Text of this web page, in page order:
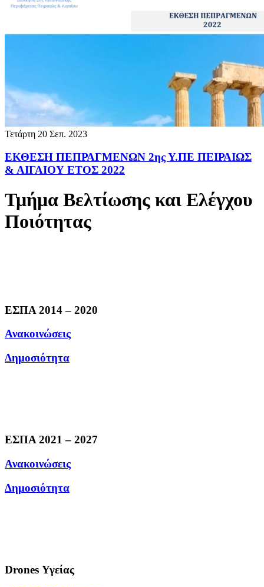
Τετάρτη 20 Σεπ. 2023
ΕΚΘΕΣΗ ΠΕΠΡΑΓΜΕΝΩΝ 2ης Υ.ΠΕ ΠΕΙΡΑΙΩΣ
& ΑΙΓΑΙΟΥ ΕΤΟΣ 2022
Τμήμα Βελτίωσης και Ελέγχου
Ποιότητας
ΕΣΠΑ 2014 – 2020
Ανακοινώσεις
Δημοσιότητα
ΕΣΠΑ 2021 – 2027
Ανακοινώσεις
Δημοσιότητα
Drones Υγείας